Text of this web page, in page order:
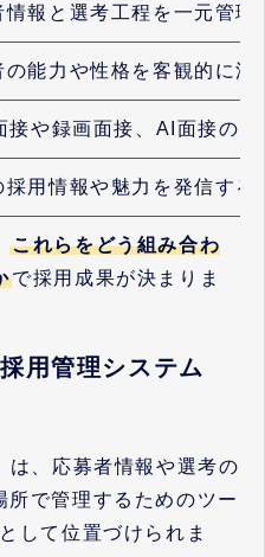
情報と選考工程を一元管理
の能力や性格を客観的に測
接や録画面接、AI面接の
採用情報や魅力を発信する
これらをどう組み合わ
で採用成果が決まりま
用管理システム
は、応募者情報や選考の
で管理するためのツー
して位置づけられま